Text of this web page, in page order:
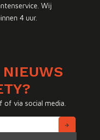
Wij
4 uur.
of via social media.